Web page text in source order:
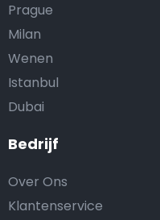
Bedrijf
Over Ons
Klantenservice
Prague
Milan
Wenen
Istanbul
Dubai